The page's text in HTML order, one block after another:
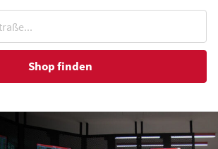
Shop finden